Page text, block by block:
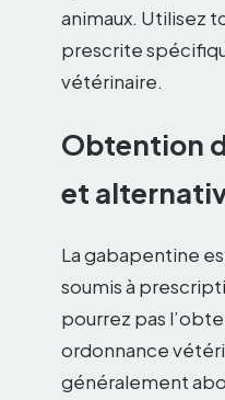
animaux. Utilisez
prescrite
vétérinaire.
Obtention
et
La gabapentine
soumis à
pourrez pas
ordonnance
généralement